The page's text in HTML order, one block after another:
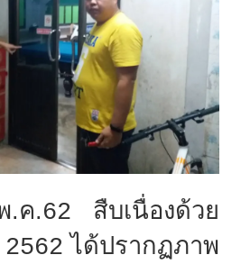
.ค.62 สืบเนื่องด้วย
2562 ได้ปรากฏภาพ